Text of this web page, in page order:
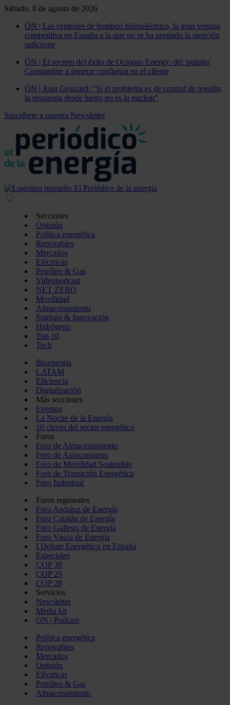
Sábado, 8 de agosto de 2026
ÓN | Las centrales de bombeo hidroeléctrico, la gran ventaja
competitiva en España a la que no se ha prestado la atención
suficiente
ÓN | El secreto del éxito de Octopus Energy: del 'pulpito'
Constantine a generar confianza en el cliente
ÓN | Joan Groizard: "Si el problema es de control de tensión,
la respuesta desde luego no es la nuclear"
Suscríbete a nuestra Newsletter
Secciones
Opinión
Política energética
Renovables
Mercados
Eléctricas
Petróleo & Gas
Videopodcast
NET ZERO
Movilidad
Almacenamiento
Startups & Innovación
Hidrógeno
Top 10
Tech
Bioenergía
LATAM
Eficiencia
Digitalización
Más secciones
Eventos
La Noche de la Energía
10 claves del sector energético
Foros
Foro de Almacenamiento
Foro de Autoconsumo
Foro de Movilidad Sostenible
Foro de Transición Energética
Foro Industrial
Foros regionales
Foro Andaluz de Energía
Foro Catalán de Energía
Foro Gallego de Energía
Foro Vasco de Energía
I Debate Energético en España
Especiales
COP 30
COP 29
COP 28
Servicios
Newsletter
Media kit
ON | Podcast
Política energética
Renovables
Mercados
Opinión
Eléctricas
Petróleo & Gas
Almacenamiento